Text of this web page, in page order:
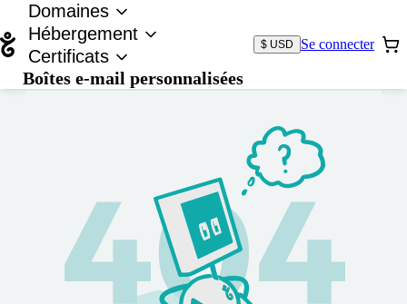
Domaines
Hébergement
Certificats
Boîtes e-mail personnalisées
$ USD Se connecter